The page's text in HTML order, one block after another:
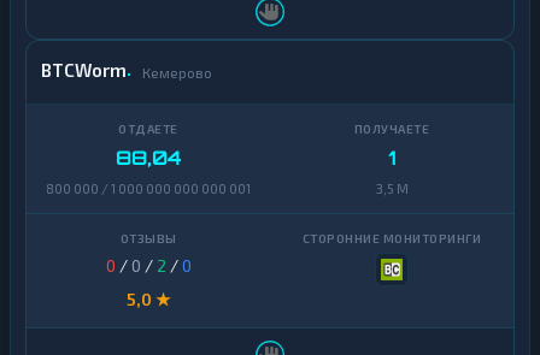
BTCWorm Кемерово
88,04
800 000 / 1 000 000 000 000 001
1
3,5 M
0 / 0 / 2 /0
5,0 ★